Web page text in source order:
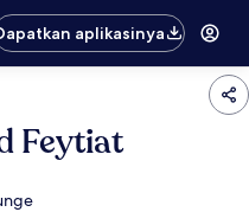
aplikasinya
Feytiat